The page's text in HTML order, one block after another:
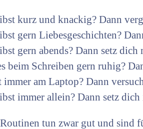
kurz und knackig? Dann
gern Liebesgeschichten?
gern abends? Dann setz
beim Schreiben gern ruhig?
am Laptop? Dann
immer allein? Dann setz
tun zwar gut und sind